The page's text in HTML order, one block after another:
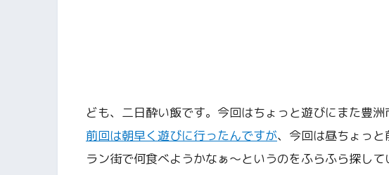
ども、二日酔い飯です。今回はちょっと遊びにまた豊洲
前回は朝早く遊びに行ったんですが、今回は昼ちょっ
ラン街で何食べようかなぁ〜というのをふらふら探し